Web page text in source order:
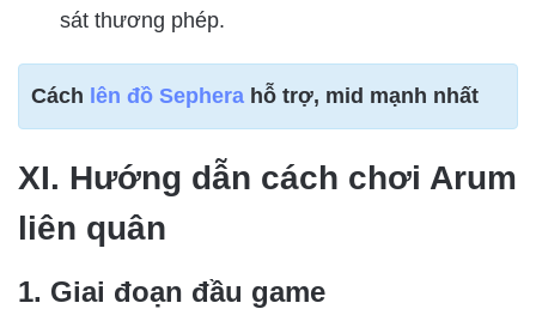
sát thương phép.
Cách lên đồ Sephera hỗ trợ, mid mạnh nhất
XI. Hướng dẫn cách chơi Arum
liên quân
1. Giai đoạn đầu game